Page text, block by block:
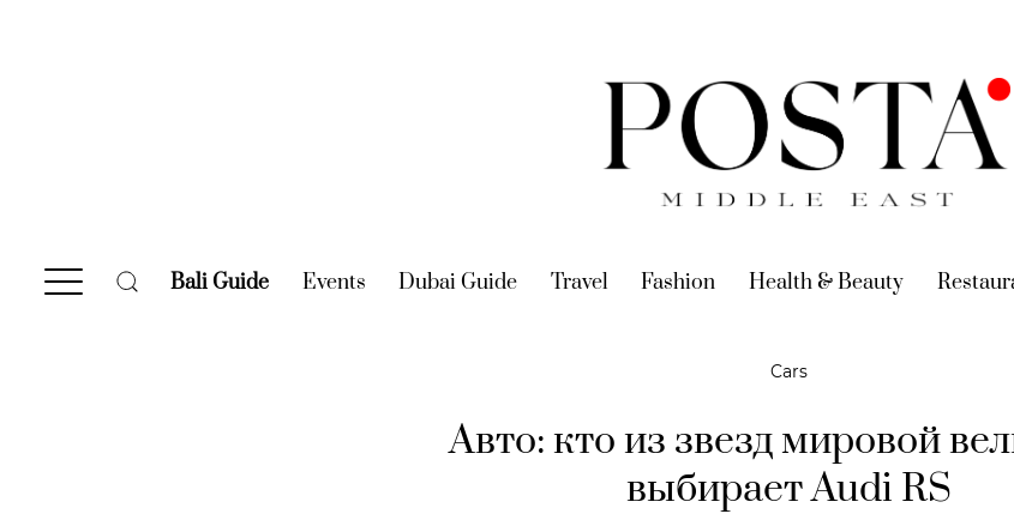
Bali Guide (current)
Events (current)
Dubai Guide (current)
Travel (current)
Fashion (current)
Health & Beauty (current)
Cars
Авто: кто из звезд мировой
выбирает Audi RS